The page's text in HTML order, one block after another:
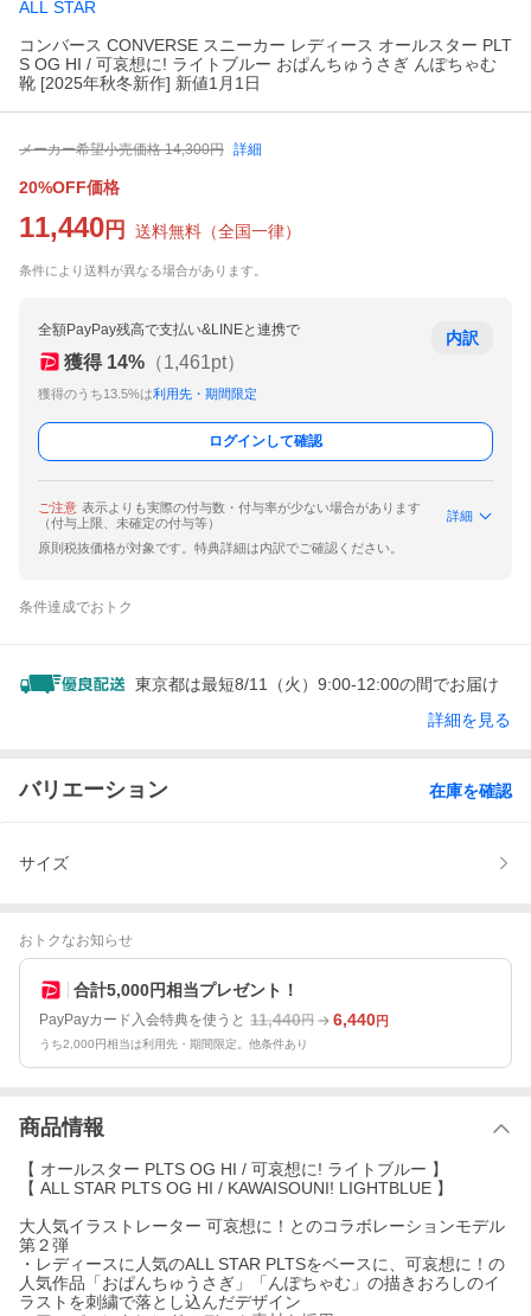
ALL STAR
コンバース CONVERSE スニーカー レディース オールスター PLT
S OG HI / 可哀想に! ライトブルー おぱんちゅうさぎ んぽちゃむ
靴 [2025年秋冬新作] 新値1月1日
メーカー希望小売価格 14,300円 詳細
20%OFF価格
11,440 円 送料無料 （全国一律）
条件により送料が異なる場合があります。
全額PayPay残高で支払い&LINEと連携で
獲得 14% （1,461pt）
獲得のうち13.5%は利用先・期間限定
内訳
ログインして確認
ご注意 表示よりも実際の付与数・付与率が少ない場合があります
（付与上限、未確定の付与等）
詳細
原則税抜価格が対象です。特典詳細は内訳でご確認ください。
条件達成でおトク
東京都は最短8/11（火）9:00-12:00の間でお届け
詳細を見る
バリエーション 在庫を確認
サイズ
おトクなお知らせ
合計5,000円相当プレゼント！
PayPayカード入会特典を使うと 11,440円 6,440円
うち2,000円相当は利用先・期間限定。他条件あり
商品情報
【 オールスター PLTS OG HI / 可哀想に! ライトブルー 】
【 ALL STAR PLTS OG HI / KAWAISOUNI! LIGHTBLUE 】
大人気イラストレーター 可哀想に！とのコラボレーションモデル
第２弾
・レディースに人気のALL STAR PLTSをベースに、可哀想に！の
人気作品「おぱんちゅうさぎ」「んぽちゃむ」の描きおろしのイ
ラストを刺繍で落とし込んだデザイン